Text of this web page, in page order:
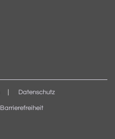
Datenschutz
Barrierefreiheit